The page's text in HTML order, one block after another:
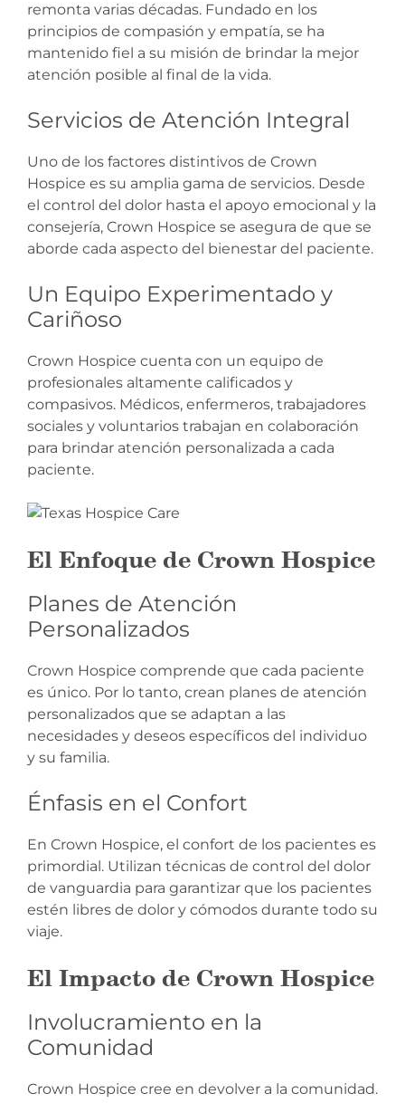
remonta varias décadas. Fundado en los
principios de compasión y empatía, se ha
mantenido fiel a su misión de brindar la mejor
atención posible al final de la vida.
Servicios de Atención Integral
Uno de los factores distintivos de Crown
Hospice es su amplia gama de servicios. Desde
el control del dolor hasta el apoyo emocional y la
consejería, Crown Hospice se asegura de que se
aborde cada aspecto del bienestar del paciente.
Un Equipo Experimentado y
Cariñoso
Crown Hospice cuenta con un equipo de
profesionales altamente calificados y
compasivos. Médicos, enfermeros, trabajadores
sociales y voluntarios trabajan en colaboración
para brindar atención personalizada a cada
paciente.
El Enfoque de Crown Hospice
Planes de Atención
Personalizados
Crown Hospice comprende que cada paciente
es único. Por lo tanto, crean planes de atención
personalizados que se adaptan a las
necesidades y deseos específicos del individuo
y su familia.
Énfasis en el Confort
En Crown Hospice, el confort de los pacientes es
primordial. Utilizan técnicas de control del dolor
de vanguardia para garantizar que los pacientes
estén libres de dolor y cómodos durante todo su
viaje.
El Impacto de Crown Hospice
Involucramiento en la
Comunidad
Crown Hospice cree en devolver a la comunidad.